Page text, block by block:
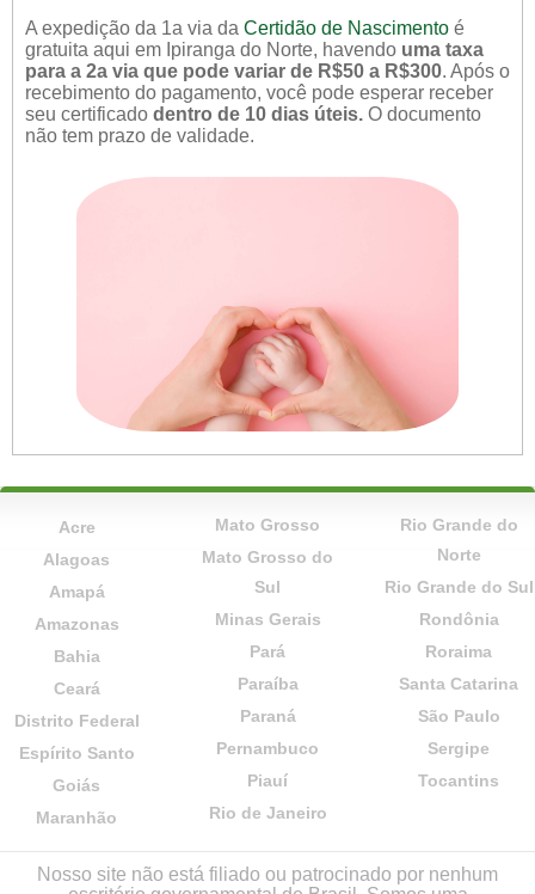
A expedição da 1a via da Certidão de Nascimento é
gratuita aqui em Ipiranga do Norte, havendo uma taxa
para a 2a via que pode variar de R$50 a R$300. Após o
recebimento do pagamento, você pode esperar receber
seu certificado dentro de 10 dias úteis. O documento
não tem prazo de validade.
Acre
Alagoas
Amapá
Amazonas
Bahia
Ceará
Distrito Federal
Espírito Santo
Goiás
Maranhão
Mato Grosso
Mato Grosso do
Sul
Minas Gerais
Pará
Paraíba
Paraná
Pernambuco
Piauí
Rio de Janeiro
Rio Grande do
Norte
Rio Grande do Sul
Rondônia
Roraima
Santa Catarina
São Paulo
Sergipe
Tocantins
Nosso site não está filiado ou patrocinado por nenhum